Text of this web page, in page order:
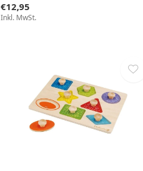
€12,95
Inkl. MwSt.